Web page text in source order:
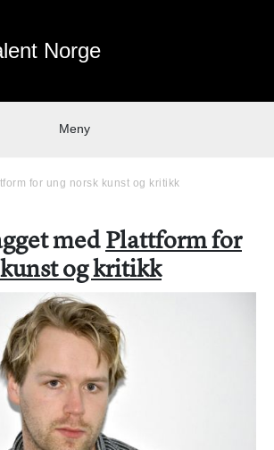
Norge
Meny
for ung norsk kunst og kritikk
med Plattform for
og kritikk